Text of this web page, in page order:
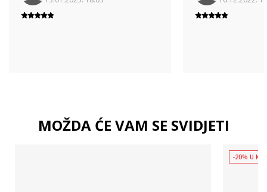
MOŽDA ĆE VAM SE SVIDJETI
-20% U